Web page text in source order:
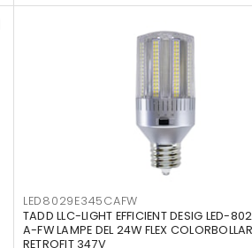
LED8029E345CAFW
TADD LLC-LIGHT EFFICIENT DESIG LED-
A-FW LAMPE DEL 24W FLEX
RETROFIT 347V